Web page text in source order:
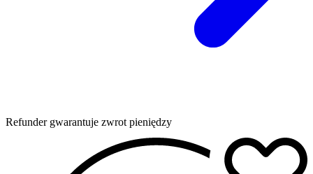
Refunder gwarantuje zwrot pieniędzy